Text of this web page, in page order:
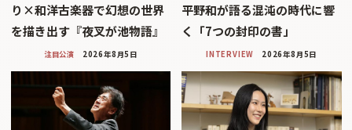
り×和洋古楽器で幻想の世界
を描き出す『夜叉が池物語』
注目公演 2026年8月5日
平野和が語る混沌の時代に響
く「7つの封印の書」
INTERVIEW 2026年8月5日